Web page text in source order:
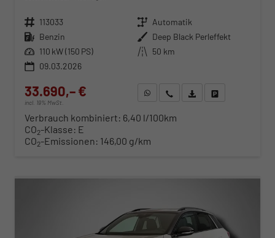
Fahrzeugnr. 113033 Getriebe Automatik
Kraftstoff Benzin Außenfarbe Deep Black Perleffekt
Leistung 110 kW (150 PS) Kilometerstand 50 km
09.03.2026
33.690,– €
incl. 19% MwSt.
WhatsApp anfragen
Wir rufen Sie anFahrzeugexposé (PDF)
Verbrauch kombiniert: 6,40 l/100km
CO2-Klasse: E
CO2-Emissionen: 146,00 g/km